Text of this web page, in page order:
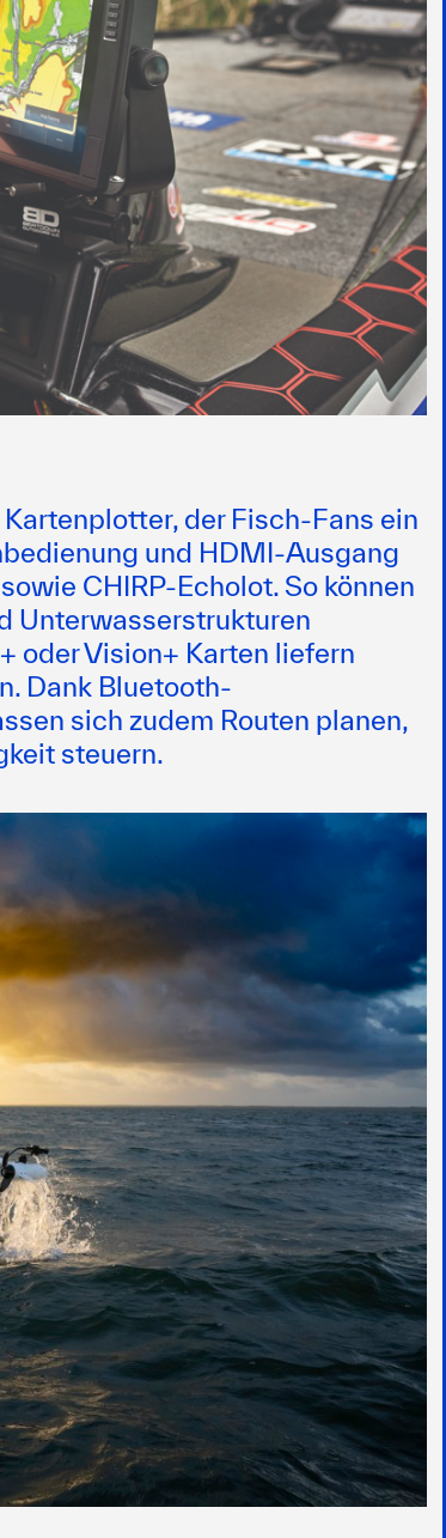
der Fisch-Fans ein
und HDMI-Ausgang
CHIRP-Echolot. So können
Unterwasserstrukturen
oder Vision+ Karten liefern
Dank Bluetooth-
sich zudem Routen planen,
steuern.